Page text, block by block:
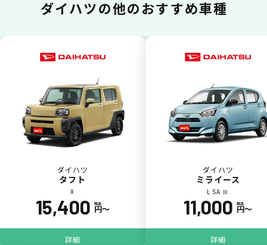
イントが貯まります。
5
ジョイカル たすカッター3
ダイハツの他のおすすめ車種
ダイハツ
タフト
X
15,400 税込
円〜
詳細
ダイハツ
ミライース
L SA Ⅲ
11,000 税込
円〜
詳細